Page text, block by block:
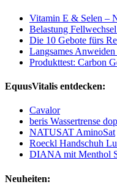
Vitamin E & Selen –
Belastung
Die 10 Gebote fürs
Langsames
Produkttest: Carbon
EquusVitalis entdecken:
Cavalor
beris Wassertrense
NATUSAT AminoSat
Roeckl Handschuh
DIANA mit Menthol
Neuheiten: